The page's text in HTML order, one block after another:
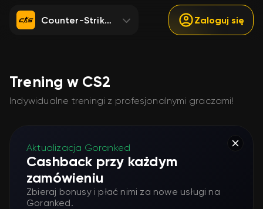
Counter-Strike 2 Zaloguj się
Trening w CS2
Indywidualne treningi z profesjonalnymi graczami!
Aktualizacja Goranked
Cashback przy każdym
zamówieniu
Zbieraj bonusy i płać nimi za nowe usługi na
Goranked.